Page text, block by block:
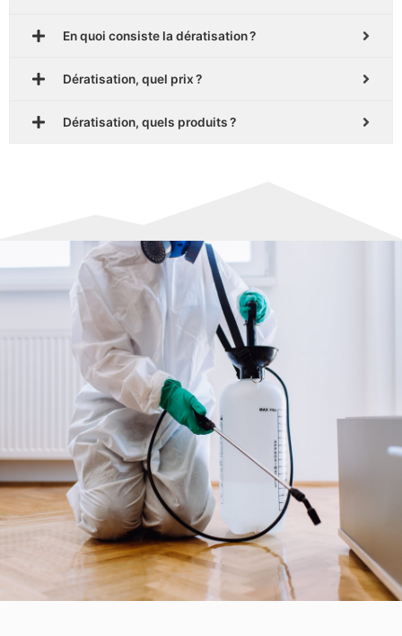
En quoi consiste la dératisation ?
Dératisation, quel prix ?
Dératisation, quels produits ?